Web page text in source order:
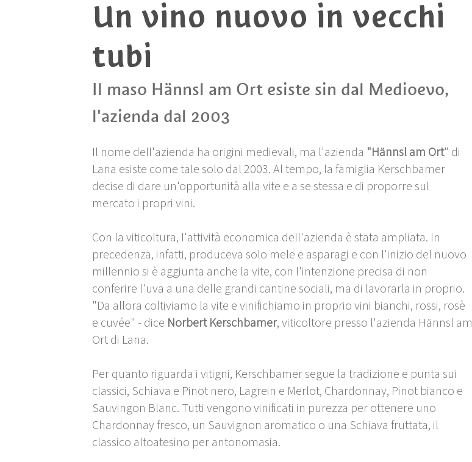
Un vino nuovo in vecchi
tubi
Il maso Hännsl am Ort esiste sin dal Medioevo,
l'azienda dal 2003
Il nome dell'azienda ha origini medievali, ma l'azienda "Hännsl am Ort" di
Lana esiste come tale solo dal 2003. Al tempo, la famiglia Kerschbamer
decise di dare un'opportunità alla vite e a se stessa e di proporre sul
mercato i propri vini.
Con la viticoltura, l'attività economica dell'azienda è stata ampliata. In
precedenza, infatti, produceva solo mele e asparagi e con l'inizio del nuovo
millennio si è aggiunta anche la vite, con l'intenzione precisa di non
conferire l'uva a una delle grandi cantine sociali, ma di lavorarla in proprio.
"Da allora coltiviamo la vite e vinifichiamo in proprio vini bianchi, rossi, rosè
e cuvée" - dice Norbert Kerschbamer, viticoltore presso l'azienda Hännsl am
Ort di Lana.
Per quanto riguarda i vitigni, Kerschbamer segue la tradizione e punta sui
classici, Schiava e Pinot nero, Lagrein e Merlot, Chardonnay, Pinot bianco e
Sauvingon Blanc. Tutti vengono vinificati in purezza per ottenere uno
Chardonnay fresco, un Sauvignon aromatico o una Schiava fruttata, il
classico altoatesino per antonomasia.